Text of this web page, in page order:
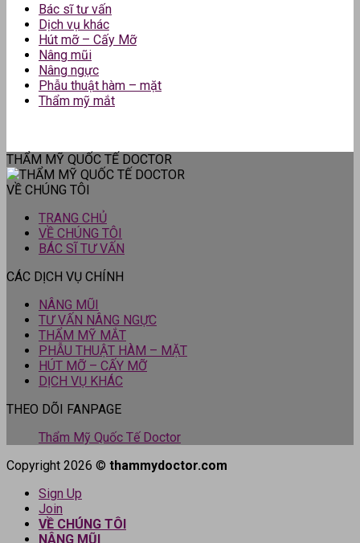
Bác sĩ tư vấn
Dịch vụ khác
Hút mỡ – Cấy Mỡ
Nâng mũi
Nâng ngực
Phẫu thuật hàm – mặt
Thẩm mỹ mắt
THẨM MỸ QUỐC TẾ DOCTOR
VỀ CHÚNG TÔI
TRANG CHỦ
VỀ CHÚNG TÔI
BÁC SĨ TƯ VẤN
CÁC DỊCH VỤ CHÍNH
NÂNG MŨI
TƯ VẤN NÂNG NGỰC
THẨM MỸ MẮT
PHẪU THUẬT HÀM – MẶT
HÚT MỠ – CẤY MỠ
DỊCH VỤ KHÁC
THEO DÕI FANPAGE
Thẩm Mỹ Quốc Tế Doctor
Copyright 2026 © thammydoctor.com
Sign Up
Join
VỀ CHÚNG TÔI
NÂNG MŨI